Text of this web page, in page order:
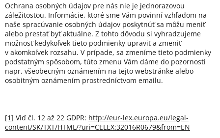
Ochrana osobných údajov pre nás nie je jednorazovou
záležitosťou. Informácie, ktoré sme Vám povinní vzhľadom na
naše spracúvanie osobných údajov poskytnúť sa môžu meniť
alebo prestať byť aktuálne. Z tohto dôvodu si vyhradzujeme
možnosť kedykoľvek tieto podmienky upraviť a zmeniť
v akomkoľvek rozsahu. V prípade, sa zmeníme tieto podmienky
podstatným spôsobom, túto zmenu Vám dáme do pozornosti
napr. všeobecným oznámením na tejto webstránke alebo
osobitným oznámením prostredníctvom emailu.
[1] Viď čl. 12 až 22 GDPR: http://eur-lex.europa.eu/legal-
content/SK/TXT/HTML/?uri=CELEX:32016R0679&from=EN